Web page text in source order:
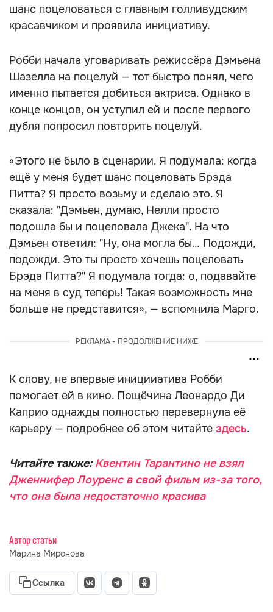
шанс поцеловаться с главным голливудским
красавчиком и проявила инициативу.
Робби начала уговаривать режиссёра Дэмьена
Шазелла на поцелуй — тот быстро понял, чего
именно пытается добиться актриса. Однако в
конце концов, он уступил ей и после первого
дубля попросил повторить поцелуй.
«Этого не было в сценарии. Я подумала: когда
ещё у меня будет шанс поцеловать Брэда
Питта? Я просто возьму и сделаю это. Я
сказала: "Дэмьен, думаю, Нелли просто
подошла бы и поцеловала Джека". На что
Дэмьен ответил: "Ну, она могла бы… Подожди,
подожди. Это ты просто хочешь поцеловать
Брэда Питта?" Я подумала тогда: о, подавайте
на меня в суд теперь! Такая возможность мне
больше не представится», — вспомнила Марго.
РЕКЛАМА - ПРОДОЛЖЕНИЕ НИЖЕ
К слову, не впервые иницииатива Робби
помогает ей в кино. Пощёчина Леонардо Ди
Каприо однажды полностью перевернула её
карьеру — подробнее об этом читайте здесь.
Читайте также: Квентин Тарантино не взял
Дженнифер Лоуренс в свой фильм из-за того,
что она была недостаточно красива
Автор статьи
Марина Миронова
Ссылка